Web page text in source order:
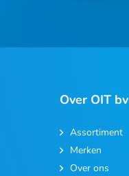
Over OIT bv
Assortiment
Merken
Over ons